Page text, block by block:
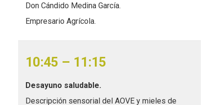
Don Cándido Medina García.
Empresario Agrícola.
10:45 – 11:15
Desayuno saludable.
Descripción sensorial del AOVE y mieles de